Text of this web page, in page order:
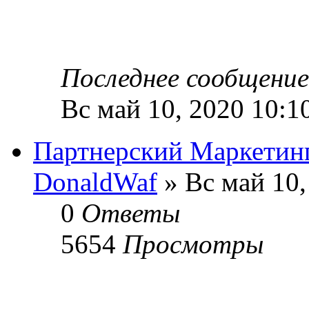
Последнее
Вс май 10, 2020
Партнерский
DonaldWaf » Вс май
0 Ответы
5654 Просмотры